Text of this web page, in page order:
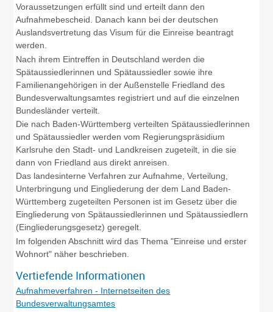
Voraussetzungen erfüllt sind und erteilt dann den
Aufnahmebescheid. Danach kann bei der deutschen
Auslandsvertretung das Visum für die Einreise beantragt
werden.
Nach ihrem Eintreffen in Deutschland werden die
Spätaussiedlerinnen und Spätaussiedler sowie ihre
Familienangehörigen in der Außenstelle Friedland des
Bundesverwaltungsamtes registriert und auf die einzelnen
Bundesländer verteilt.
Die nach Baden-Württemberg verteilten Spätaussiedlerinnen
und Spätaussiedler werden vom Regierungspräsidium
Karlsruhe den Stadt- und Landkreisen zugeteilt, in die sie
dann von Friedland aus direkt anreisen.
Das landesinterne Verfahren zur Aufnahme, Verteilung,
Unterbringung und Eingliederung der dem Land Baden-
Württemberg zugeteilten Personen ist im Gesetz über die
Eingliederung von Spätaussiedlerinnen und Spätaussiedlern
(Eingliederungsgesetz) geregelt.
Im folgenden Abschnitt wird das Thema "Einreise und erster
Wohnort" näher beschrieben.
Vertiefende Informationen
Aufnahmeverfahren - Internetseiten des
Bundesverwaltungsamtes